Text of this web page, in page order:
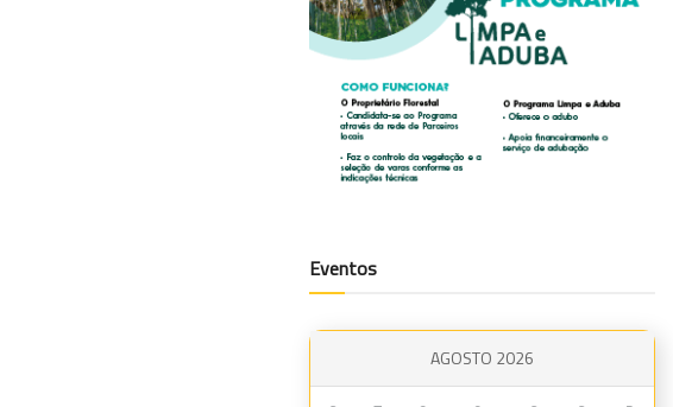
Eventos
AGOSTO 2026